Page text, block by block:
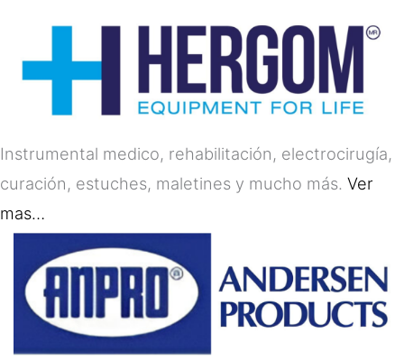
Instrumental medico, rehabilitación, electrocirugía,
curación, estuches, maletines y mucho más. Ver
mas…